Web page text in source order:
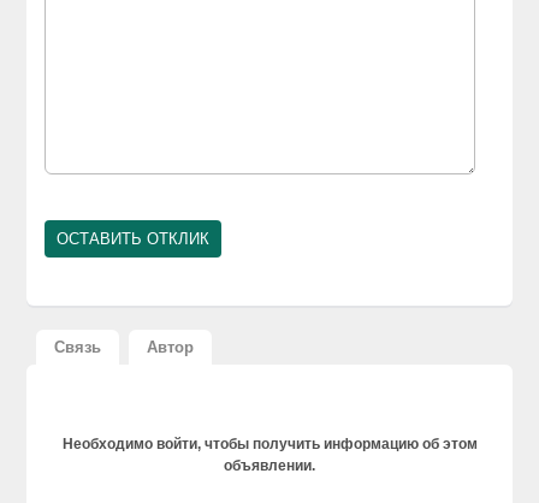
Связь Автор
Необходимо войти, чтобы получить информацию об этом
объявлении.